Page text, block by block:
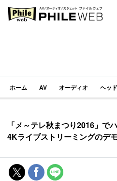
PHILE WEB｜AV/オーディオ/
ホーム AV オーディオ ヘッ
「メ～テレ秋まつり2016」で
4Kライブストリーミングのデ